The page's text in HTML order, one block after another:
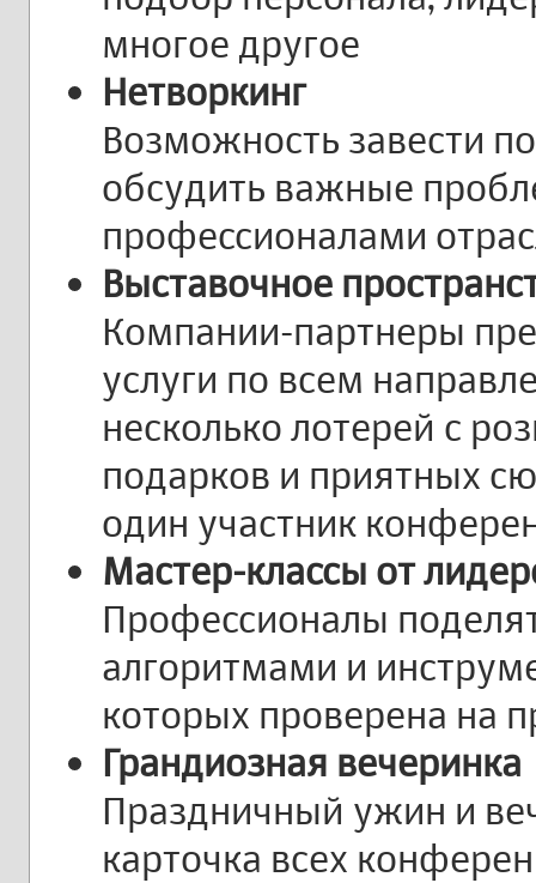
многое другое
Нетворкинг
Возможность завести
обсудить важные
профессионалами
Выставочное
Компании-партнеры
услуги по всем
несколько лотерей с
подарков и приятных
один участник
Мастер-классы от
Профессионалы
алгоритмами и
которых проверена на
Грандиозная вечеринка
Праздничный ужин и
карточка всех